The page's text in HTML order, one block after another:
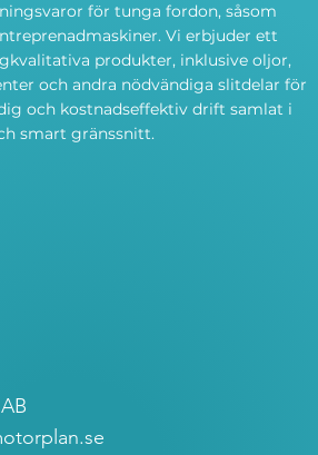
för tunga fordon, såsom
Vi erbjuder ett
produkter, inklusive oljor,
och andra nödvändiga slitdelar för
och kostnadseffektiv drift samlat i
smart gränssnitt.